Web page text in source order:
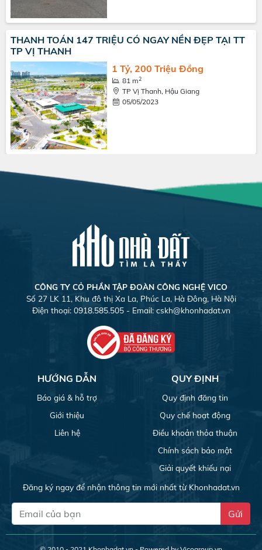
THANH TOÁN 147 TRIỆU CÓ NGAY NỀN ĐẸP TẠI TT
TP VỊ THANH
1 Tỷ, 200 Triệu Đồng
81 m2
TP Vị Thanh, Hậu Giang
05/05/2023
CÔNG TY CỎ PHẦN TẬP ĐOÀN CÔNG NGHỆ VICO
Số 27 LK 11, Khu đô thị Xa La, Phúc La, Hà Đông, Hà Nội
Điện thoại: 0918.585.505 - Email: cskh@khonhadat.vn
HƯỚNG DẪN
Báo giá & hỗ trợ
Giới thiệu
Liên hệ
QUY ĐỊNH
Quy định đăng tin
Quy chế hoạt động
Điều khoản thỏa thuận
Chính sách bảo mật
Giải quyết khiếu nại
Đăng ký ngay để nhận thông tin mới nhất từ Khonhadat.vn
Gửi